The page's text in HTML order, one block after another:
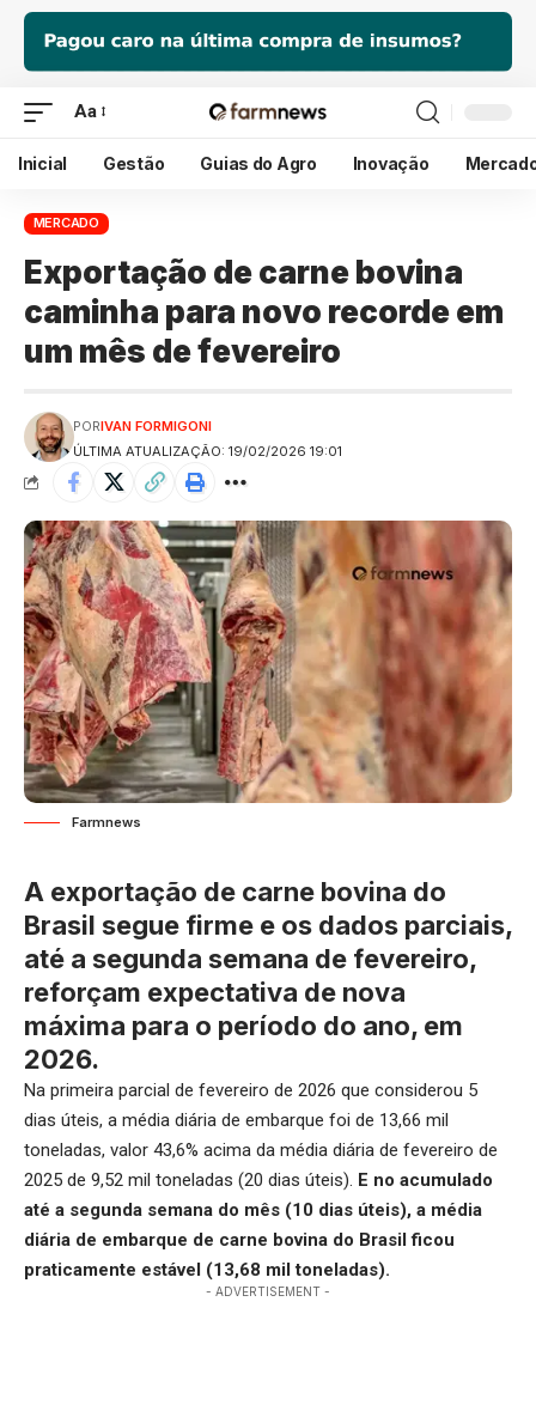
Aa
Inicial Gestão Guias do Agro Inovação
MERCADO
Exportação de carne bovina
caminha para novo recorde em
um mês de fevereiro
ÚLTIMA ATUALIZAÇÃO: 19/02/2026 19:01
PORIVAN FORMIGONI
Farmnews
A exportação de carne bovina do
Brasil segue firme e os dados parciais,
até a segunda semana de fevereiro,
reforçam expectativa de nova
máxima para o período do ano, em
2026.
Na primeira parcial de fevereiro de 2026 que considerou 5
dias úteis, a média diária de embarque foi de 13,66 mil
toneladas, valor 43,6% acima da média diária de fevereiro de
2025 de 9,52 mil toneladas (20 dias úteis). E no acumulado
até a segunda semana do mês (10 dias úteis), a média
diária de embarque de carne bovina do Brasil ficou
praticamente estável (13,68 mil toneladas).
- ADVERTISEMENT -